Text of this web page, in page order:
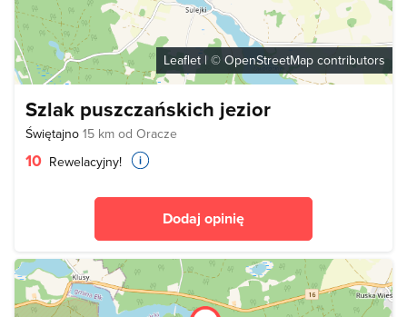
Leaflet | © OpenStreetMap contributors
Szlak puszczańskich jezior
Świętajno 15 km od Oracze
10 Rewelacyjny!
Dodaj opinię